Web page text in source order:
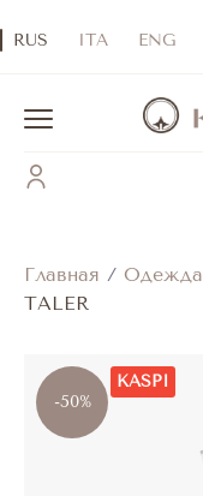
RUS ITA ENG
Главная / Одежда
TALER
-50%
KASPI